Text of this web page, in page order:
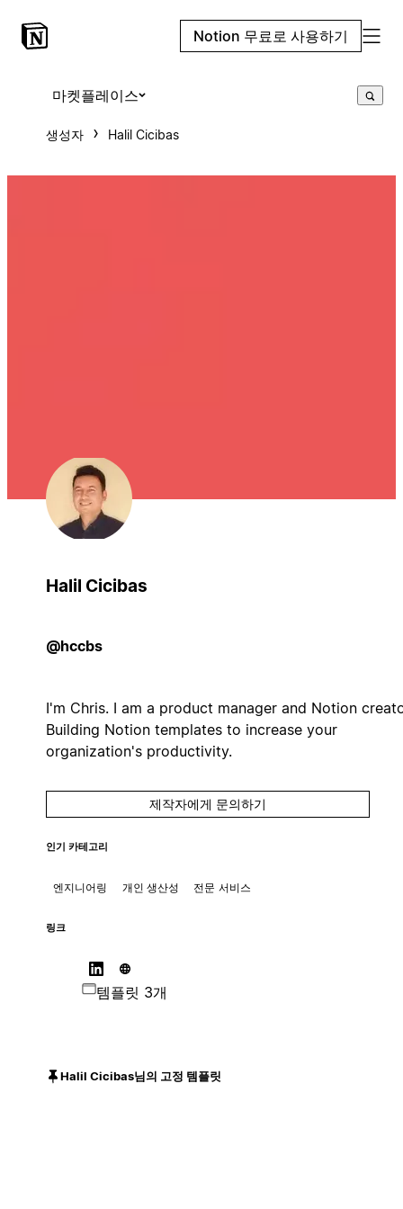
Notion 무료로 사용하기
마켓플레이스
생성자 Halil Cicibas
Halil Cicibas
@hccbs
I'm Chris. I am a product manager and Notion
Building Notion templates to increase your
organization's productivity.
제작자에게 문의하기
인기 카테고리
엔지니어링 개인 생산성 전문 서비스
링크
템플릿 3개
Halil Cicibas님의 고정 템플릿